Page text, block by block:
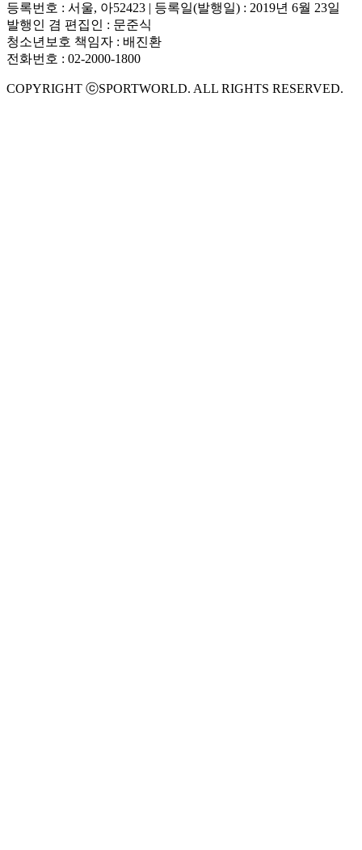
등록번호 : 서울, 아52423 | 등록일(발행일) : 2019년 6월 23일
발행인 겸 편집인 : 문준식
청소년보호 책임자 : 배진환
전화번호 : 02-2000-1800
COPYRIGHT ⓒSPORTWORLD. ALL RIGHTS RESERVED.